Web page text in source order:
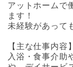
アットホームで
ます！
未経験があって
【主な仕事内容】
入浴・食事介助